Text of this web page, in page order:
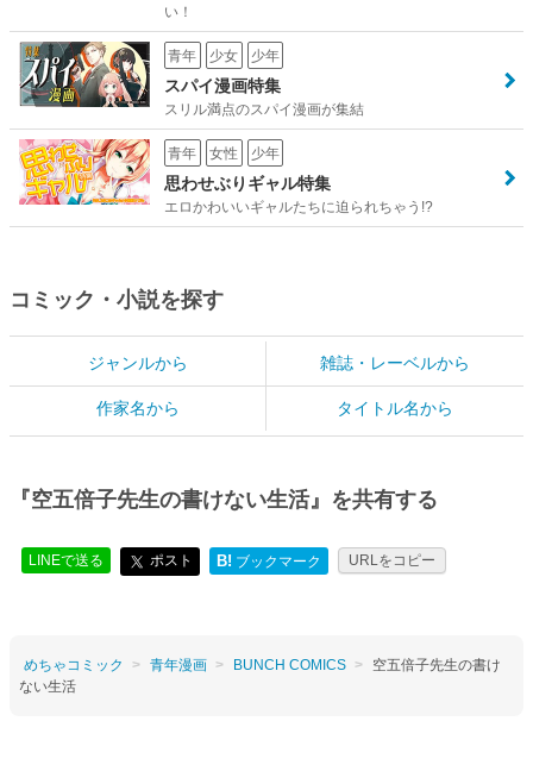
い！
青年 少女 少年
スパイ漫画特集
スリル満点のスパイ漫画が集結
青年 女性 少年
思わせぶりギャル特集
エロかわいいギャルたちに迫られちゃう!?
コミック・小説を探す
ジャンルから 雑誌・レーベルから
作家名から タイトル名から
『空五倍子先生の書けない生活』を共有する
LINEで送る ポスト B! ブックマーク URLをコピー
めちゃコミック 青年漫画 BUNCH COMICS
空五倍子先生の書け
ない生活